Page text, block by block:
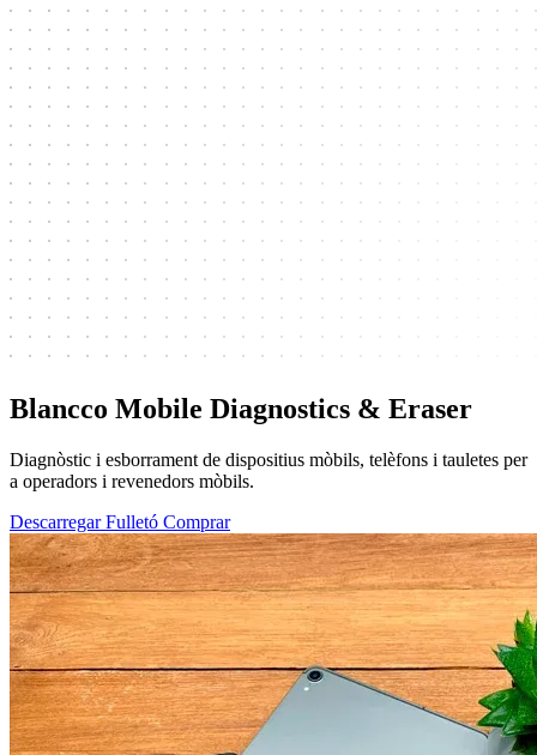
Blancco Mobile Diagnostics & Eraser
Diagnòstic i esborrament de dispositius mòbils, telèfons i tauletes per
a operadors i revenedors mòbils.
Descarregar Fulletó Comprar